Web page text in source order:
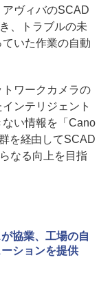
ヴィバのSCAD
、トラブルの未
いた作業の自動
ワークカメラの
ンテリジェント
い情報を「Cano
を経由してSCAD
なる向上を目指
協業、工場の自
ションを提供